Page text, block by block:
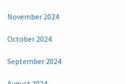
November 2024
October 2024
September 2024